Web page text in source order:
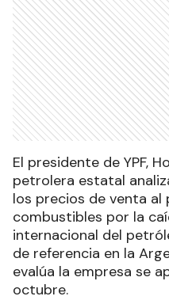
El presidente de YPF,
petrolera estatal
los precios de venta
combustibles por la
internacional del
de referencia en la
evalúa la empresa se
octubre.